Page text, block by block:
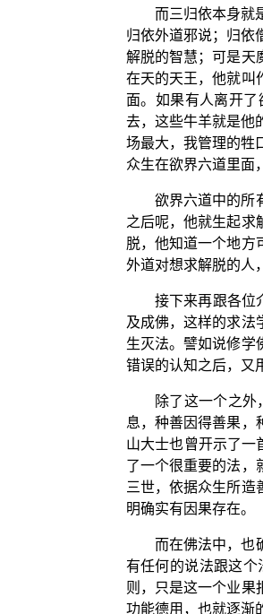
而三归依本身就
归依外道邪说；归依
解脱的智慧；可是天
在天的天王，他就叫
面。如果有人离开
去，这些牛羊就是他
场最大，我管理的牲
众生在欲界六道里面
欲界六道中的所
之后呢，他就生起求
脱，他知道一个地方
外道对想求解脱的人
接下来再跟各位
及成佛，这样的求法
生灭法。譬如说修学
错误的认知之后，又
除了这一个之
息，种善因得善果，
山大士也曾开示了一
了一个很重要的法，
三世，依据众生所造
明确实有因果存在。
而在佛法中，也
有任何的说法跟这
则，只是这一个业果
功能德用，也就逐渐